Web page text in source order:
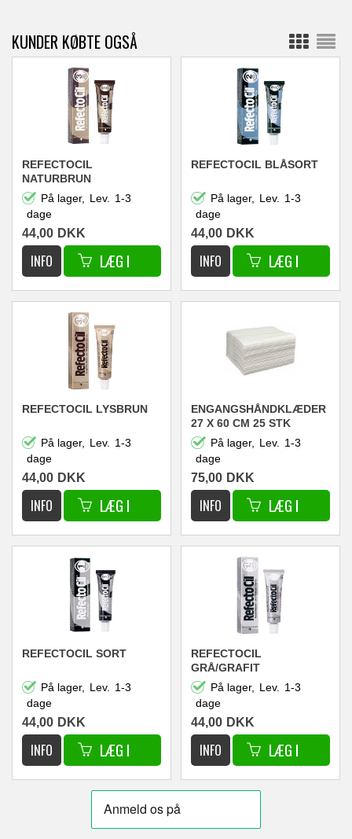
KUNDER KØBTE OGSÅ
REFECTOCIL
NATURBRUN
På lager, Lev. 1-3
dage
44,00 DKK
REFECTOCIL BLÅSORT
På lager, Lev. 1-3
dage
44,00 DKK
REFECTOCIL LYSBRUN
På lager, Lev. 1-3
dage
44,00 DKK
ENGANGSHÅNDKLÆDER
27 X 60 CM 25 STK
(TYKKE)På lager, Lev. 1-3
dage
75,00 DKK
REFECTOCIL SORT
På lager, Lev.
1-3
dage
44,00 DKK
REFECTOCIL
GRÅ/GRAFIT
På lager,
Lev.
1-3
dage
44,00 DKK